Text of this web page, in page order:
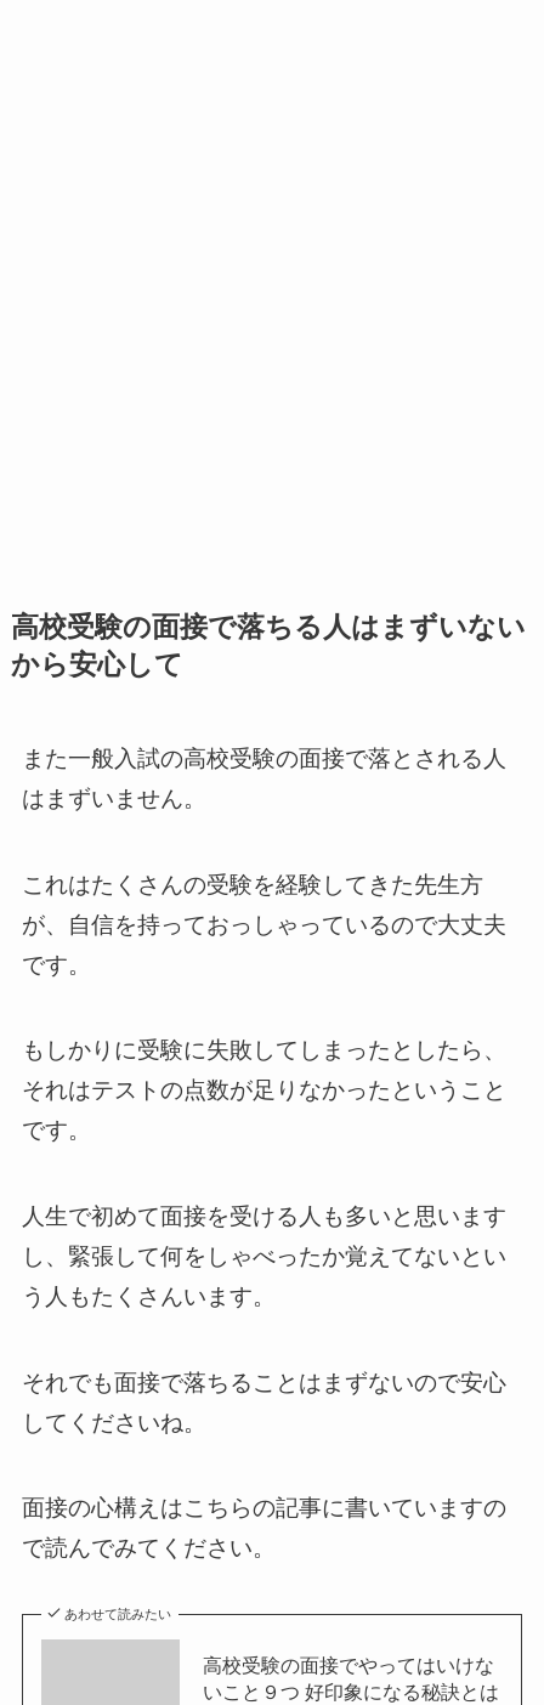
高校受験の面接で落ちる人はまずいない
から安心して
また一般入試の高校受験の面接で落とされる人
はまずいません。
これはたくさんの受験を経験してきた先生方
が、自信を持っておっしゃっているので大丈夫
です。
もしかりに受験に失敗してしまったとしたら、
それはテストの点数が足りなかったということ
です。
人生で初めて面接を受ける人も多いと思います
し、緊張して何をしゃべったか覚えてないとい
う人もたくさんいます。
それでも面接で落ちることはまずないので安心
してくださいね。
面接の心構えはこちらの記事に書いていますの
で読んでみてください。
あわせて読みたい
高校受験の面接でやってはいけな
いこと９つ 好印象になる秘訣とは